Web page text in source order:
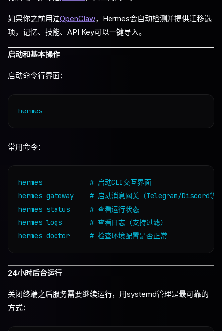
如果你之前用过OpenClaw，Hermes会自动检测并提供迁移选
项，记忆、技能、API Key可以一键导入。
启动和基本操作
启动命令行界面：
常用命令：
hermes            # 启动CLI交互界面
hermes gateway    # 启动消息网关（Telegram/Discord等
hermes status     # 查看运行状态
hermes logs       # 查看日志（支持过滤）
24小时后台运行
关闭终端之后服务需要继续运行，用systemd管理是最可靠的
方式：